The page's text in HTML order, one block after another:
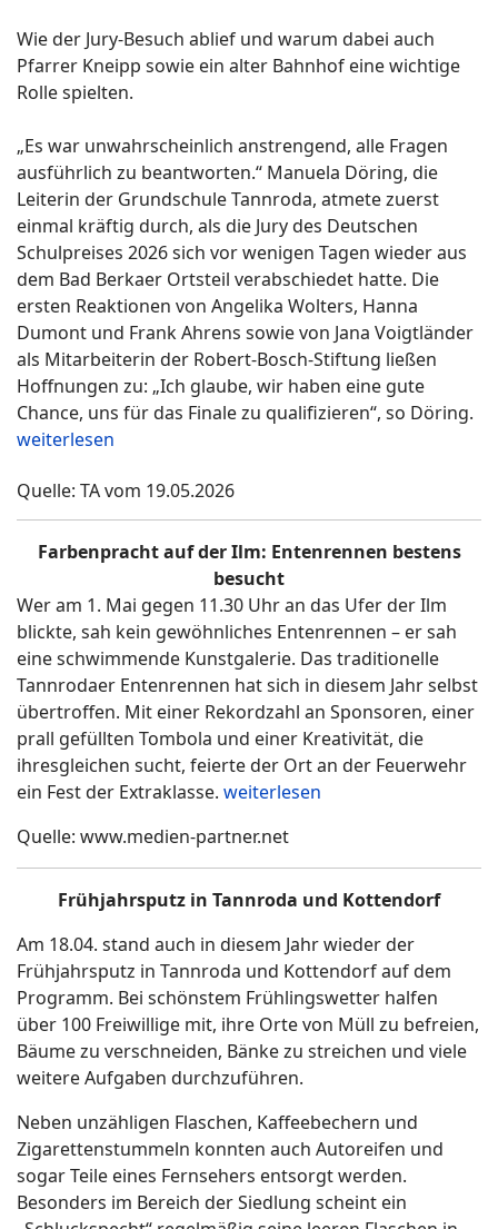
Wie der Jury-Besuch ablief und warum dabei auch
Pfarrer Kneipp sowie ein alter Bahnhof eine wichtige
Rolle spielten.
„Es war unwahrscheinlich anstrengend, alle Fragen
ausführlich zu beantworten.“ Manuela Döring, die
Leiterin der Grundschule Tannroda, atmete zuerst
einmal kräftig durch, als die Jury des Deutschen
Schulpreises 2026 sich vor wenigen Tagen wieder aus
dem Bad Berkaer Ortsteil verabschiedet hatte. Die
ersten Reaktionen von Angelika Wolters, Hanna
Dumont und Frank Ahrens sowie von Jana Voigtländer
als Mitarbeiterin der Robert-Bosch-Stiftung ließen
Hoffnungen zu: „Ich glaube, wir haben eine gute
Chance, uns für das Finale zu qualifizieren“, so Döring.
weiterlesen
Quelle: TA vom 19.05.2026
Farbenpracht auf der Ilm: Entenrennen bestens
besucht
Wer am 1. Mai gegen 11.30 Uhr an das Ufer der Ilm
blickte, sah kein gewöhnliches Entenrennen – er sah
eine schwimmende Kunstgalerie. Das traditionelle
Tannrodaer Entenrennen hat sich in diesem Jahr selbst
übertroffen. Mit einer Rekordzahl an Sponsoren, einer
prall gefüllten Tombola und einer Kreativität, die
ihresgleichen sucht, feierte der Ort an der Feuerwehr
ein Fest der Extraklasse. weiterlesen
Quelle: www.medien-partner.net
Frühjahrsputz in Tannroda und Kottendorf
Am 18.04. stand auch in diesem Jahr wieder der
Frühjahrsputz in Tannroda und Kottendorf auf dem
Programm. Bei schönstem Frühlingswetter halfen
über 100 Freiwillige mit, ihre Orte von Müll zu befreien,
Bäume zu verschneiden, Bänke zu streichen und viele
weitere Aufgaben durchzuführen.
Neben unzähligen Flaschen, Kaffeebechern und
Zigarettenstummeln konnten auch Autoreifen und
sogar Teile eines Fernsehers entsorgt werden.
Besonders im Bereich der Siedlung scheint ein